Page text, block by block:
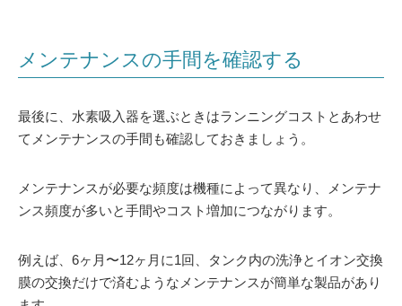
メンテナンスの手間を確認する
最後に、水素吸入器を選ぶときはランニングコストとあわせ
てメンテナンスの手間も確認しておきましょう。
メンテナンスが必要な頻度は機種によって異なり、メンテナ
ンス頻度が多いと手間やコスト増加につながります。
例えば、6ヶ月〜12ヶ月に1回、タンク内の洗浄とイオン交換
膜の交換だけで済むようなメンテナンスが簡単な製品があり